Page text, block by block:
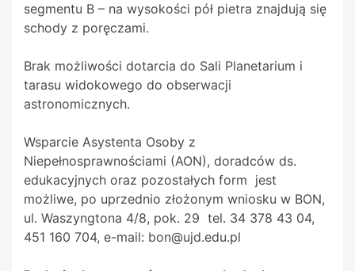
segmentu B – na wysokości pół pietra znajdują się
schody z poręczami.
Brak możliwości dotarcia do Sali Planetarium i
tarasu widokowego do obserwacji
astronomicznych.
Wsparcie Asystenta Osoby z
Niepełnosprawnościami (AON), doradców ds.
edukacyjnych oraz pozostałych form jest
możliwe, po uprzednio złożonym wniosku w BON,
ul. Waszyngtona 4/8, pok. 29 tel. 34 378 43 04,
451 160 704, e-mail: bon@ujd.edu.pl